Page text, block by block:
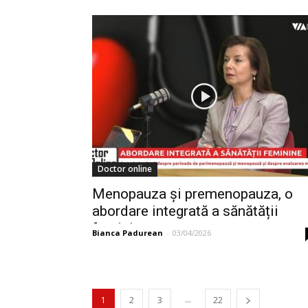
Doctor online
Menopauza și premenopauza, o
abordare integrată a sănătății
feminine
Bianca Padurean - 03/04/2026
1 2 3 ... 22